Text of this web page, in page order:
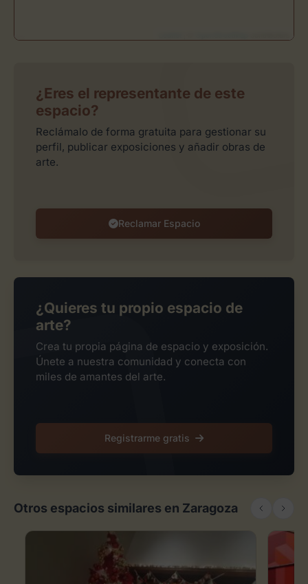
¿Eres el representante de este
espacio?
Reclámalo de forma gratuita para gestionar su
perfil, publicar exposiciones y añadir obras de
arte.
Reclamar Espacio
¿Quieres tu propio espacio de
arte?
Crea tu propia página de espacio y exposición.
Únete a nuestra comunidad y conecta con
miles de amantes del arte.
Registrarme gratis
Otros espacios similares en Zaragoza